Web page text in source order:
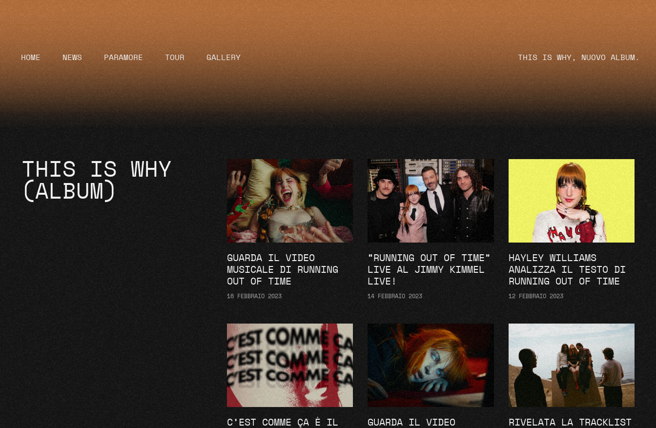
HOME NEWS PARAMORE TOUR GALLERY THIS IS WHY, NUOVO ALBUM.
THIS IS WHY
(ALBUM)
GUARDA IL VIDEO
MUSICALE DI RUNNING
OUT OF TIME
16 FEBBRAIO 2023
“RUNNING OUT OF TIME”
LIVE AL JIMMY KIMMEL
LIVE!
14 FEBBRAIO 2023
HAYLEY WILLIAMS
ANALIZZA IL TESTO DI
RUNNING OUT OF TIME
12 FEBBRAIO 2023
C’EST COMME ÇA È IL
GUARDA IL VIDEO
RIVELATA LA TRACKLIST